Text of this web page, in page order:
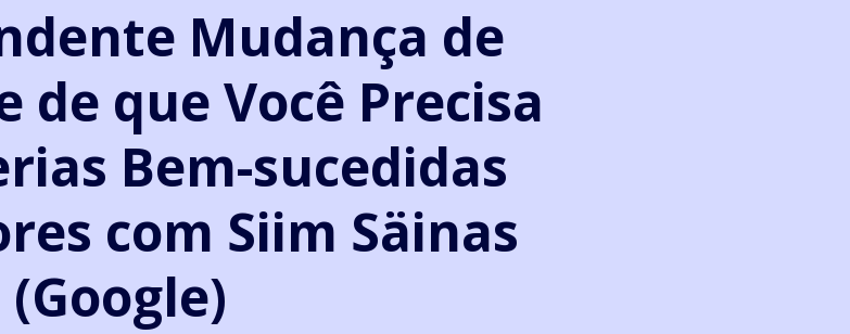
Mudança de
de que Você Precisa
Bem-sucedidas
com Siim Säinas
(Google)